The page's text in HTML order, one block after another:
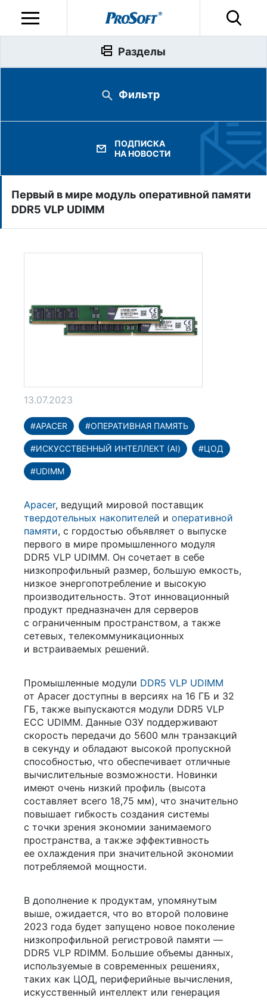
Первый в мире модуль оперативной памяти
DDR5 VLP UDIMM
13.07.2023
#APACER #ОПЕРАТИВНАЯ ПАМЯТЬ
#ИСКУССТВЕННЫЙ ИНТЕЛЛЕКТ (AI) #ЦОД
#UDIMM
Apacer, ведущий мировой поставщик
твердотельных накопителей и оперативной
памяти, с гордостью объявляет о выпуске
первого в мире промышленного модуля
DDR5 VLP UDIMM. Он сочетает в себе
низкопрофильный размер, большую емкость,
низкое энергопотребление и высокую
производительность. Этот инновационный
продукт предназначен для серверов
с ограниченным пространством, а также
сетевых, телекоммуникационных
и встраиваемых решений.
Промышленные модули DDR5 VLP UDIMM
от Apacer доступны в версиях на 16 ГБ и 32
ГБ, также выпускаются модули DDR5 VLP
ECC UDIMM. Данные ОЗУ поддерживают
скорость передачи до 5600 млн транзакций
в секунду и обладают высокой пропускной
способностью, что обеспечивает отличные
вычислительные возможности. Новинки
имеют очень низкий профиль (высота
составляет всего 18,75 мм), что значительно
повышает гибкость создания системы
с точки зрения экономии занимаемого
пространства, а также эффективность
ее охлаждения при значительной экономии
потребляемой мощности.
В дополнение к продуктам, упомянутым
выше, ожидается, что во второй половине
2023 года будет запущено новое поколение
низкопрофильной регистровой памяти —
DDR5 VLP RDIMM. Большие объемы данных,
используемые в современных решениях,
таких как ЦОД, периферийные вычисления,
искусственный интеллект или генерация
Разделы
Фильтр
ПОДПИСКА
НА НОВОСТИ